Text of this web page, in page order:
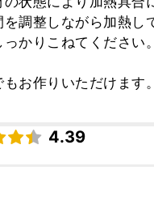
調整しながら加熱し
かりこねてください
お作りいただけます。
4.39